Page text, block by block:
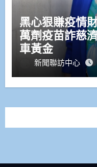
黑心狠賺疫情
萬劑疫苗詐慈
車黃金
新聞聯訪中心